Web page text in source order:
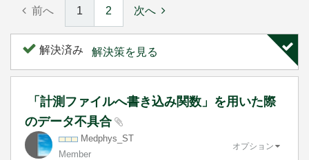
前へ 1 2 次へ
解決済み 解決策を見る
「計測ファイルへ書き込み関数」を用いた際
のデータ不具合
Medphys_ST
Member
オプション